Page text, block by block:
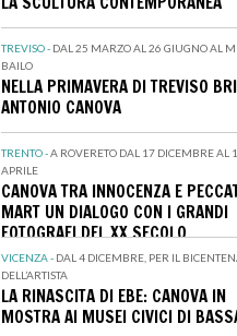
TREVISO - DAL 25 MARZO AL 26 GIUGNO AL
BAILO
NELLA PRIMAVERA DI TREVISO
ANTONIO CANOVA
TRENTO -A ROVERETO DAL 17 DICEMBRE AL
APRILE
CANOVA TRA INNOCENZA E
MART UN DIALOGO CON I GRANDI
FOTOGRAFI DEL XX SECOLO
VICENZA - DAL 4 DICEMBRE, PER IL
DELL’ARTISTA
LA RINASCITA DI EBE: CANOVA IN
MOSTRA AI MUSEI CIVICI DI